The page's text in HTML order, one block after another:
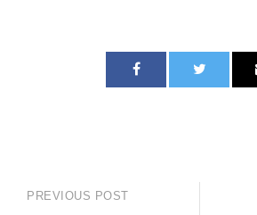
PREVIOUS POST